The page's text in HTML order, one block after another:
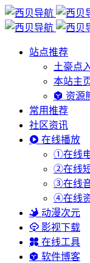
站点推荐
土豪点
本站主
资源
常用推荐
社区资讯
在线播放
①在线
②在线
③在线
④在线
动漫次元
影视下载
在线工具
软件博客